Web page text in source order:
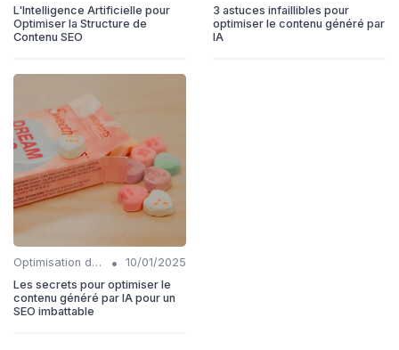
L'Intelligence Artificielle pour
Optimiser la Structure de
Contenu SEO
3 astuces infaillibles pour
optimiser le contenu généré par
IA
Optimisation du contenu généré par IA •
10/01/2025
Les secrets pour optimiser le
contenu généré par IA pour un
SEO imbattable